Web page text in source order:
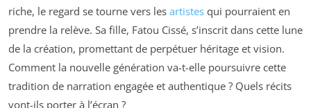
riche, le regard se tourne vers les artistes qui pourraient en
prendre la relève. Sa fille, Fatou Cissé, s’inscrit dans cette lune
de la création, promettant de perpétuer héritage et vision.
Comment la nouvelle génération va-t-elle poursuivre cette
tradition de narration engagée et authentique ? Quels récits
vont-ils porter à l’écran ?